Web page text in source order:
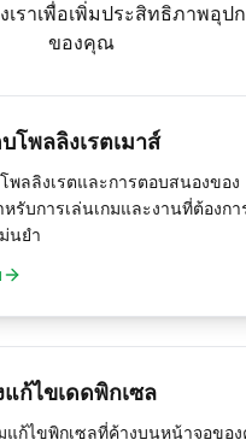
ราเพื่อเพิ่มประสิทธิภาพอุ
ของคุณ
โพลลิงเรตเมาส์
พลลิงเรตและการตอบสนองของ
หรับการเล่นเกมและงานที่ต้องกา
นยำ
แก้ไขเดดพิกเซล
แก้ไขพิกเซลที่ค้างบนหน้าจอขอ